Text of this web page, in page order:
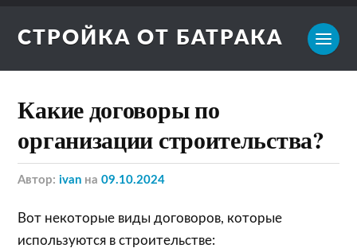
СТРОЙКА ОТ БАТРАКА
Какие договоры по
организации строительства?
Автор:ivan на09.10.2024
Вот некоторые виды договоров, которые
используются в строительстве: